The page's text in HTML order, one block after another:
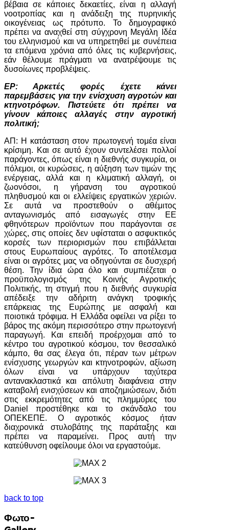
βέβαια σε κάποιες δεκαετίες, είναι η αλλαγή
νοοτροπίας και η ανάδειξη της πυρηνικής
οικογένειας ως πρότυπο. Το δημογραφικό
πρέπει να αναχθεί στη σύγχρονη Μεγάλη Ιδέα
του ελληνισμού και να υπηρετηθεί με συνέπεια
τα επόμενα χρόνια από όλες τις κυβερνήσεις,
εάν θέλουμε πράγματι να ανατρέψουμε τις
δυσοίωνες προβλέψεις.
ΕΡ: Αρκετές φορές έχετε κάνει
παρεμβάσεις για την ενίσχυση αγροτών και
κτηνοτρόφων. Πιστεύετε ότι πρέπει να
γίνουν κάποιες αλλαγές στην αγροτική
πολιτική;
ΑΠ: Η κατάσταση στον πρωτογενή τομέα είναι
κρίσιμη. Και σε αυτό έχουν συντελέσει πολλοί
παράγοντες, όπως είναι η διεθνής συγκυρία, οι
πόλεμοι, οι κυρώσεις, η αύξηση των τιμών της
ενέργειας, αλλά και η κλιματική αλλαγή, οι
ζωονόσοι, η γήρανση του αγροτικού
πληθυσμού και οι ελλείψεις εργατικών χεριών.
Σε αυτά να προστεθούν ο αθέμιτος
ανταγωνισμός από εισαγωγές στην ΕΕ
φθηνότερων προϊόντων που παράγονται σε
χώρες, στις οποίες δεν υφίσταται ο ασφυκτικός
κορσές των περιορισμών που επιβάλλεται
στους Ευρωπαίους αγρότες. Το αποτέλεσμα
είναι οι αγρότες μας να οδηγούνται σε δυσχερή
θέση. Την ίδια ώρα όλο και συμπιέζεται ο
προϋπολογισμός της Κοινής Αγροτικής
Πολιτικής, τη στιγμή που η διεθνής συγκυρία
απέδειξε την αδήριτη ανάγκη τροφικής
επάρκειας της Ευρώπης με ασφαλή και
ποιοτικά τρόφιμα. Η Ελλάδα οφείλει να ρίξει το
βάρος της ακόμη περισσότερο στην πρωτογενή
παραγωγή. Και επειδή προέρχομαι από το
κέντρο του αγροτικού κόσμου, τον θεσσαλικό
κάμπο, θα σας έλεγα ότι, πέραν των μέτρων
ενίσχυσης γεωργών και κτηνοτροφών, αξίωση
όλων είναι να υπάρχουν ταχύτερα
αντανακλαστικά και απόλυτη διαφάνεια στην
καταβολή ενισχύσεων και αποζημιώσεων, διότι
στις εκκρεμότητες από τις πλημμύρες του
Daniel προστέθηκε και το σκάνδαλο του
ΟΠΕΚΕΠΕ. Ο αγροτικός κόσμος ήταν
διαχρονικά στυλοβάτης της παράταξης και
πρέπει να παραμείνει. Προς αυτή την
κατεύθυνση οφείλουμε όλοι να εργαστούμε.
back to top
Φωτο-